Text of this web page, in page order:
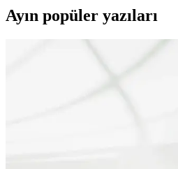
Ayın popüler yazıları